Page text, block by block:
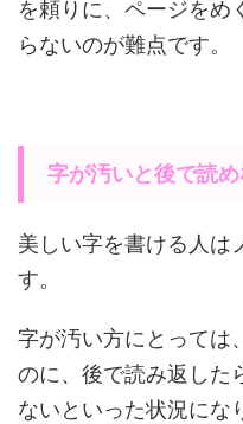
を頼りに、ページをめ
らないのが難点です。
字が汚いと後で読
美しい字を書ける人は
す。
字が汚い方にとっては
のに、後で読み返した
ないといった状況にな